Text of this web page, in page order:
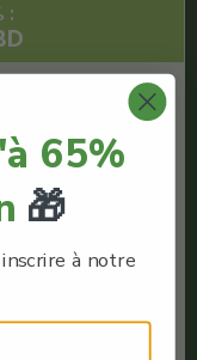
:
65%
🎁
à notre